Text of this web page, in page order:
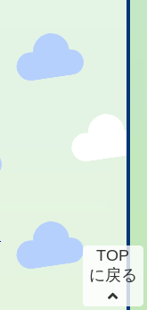
TOP
に戻る